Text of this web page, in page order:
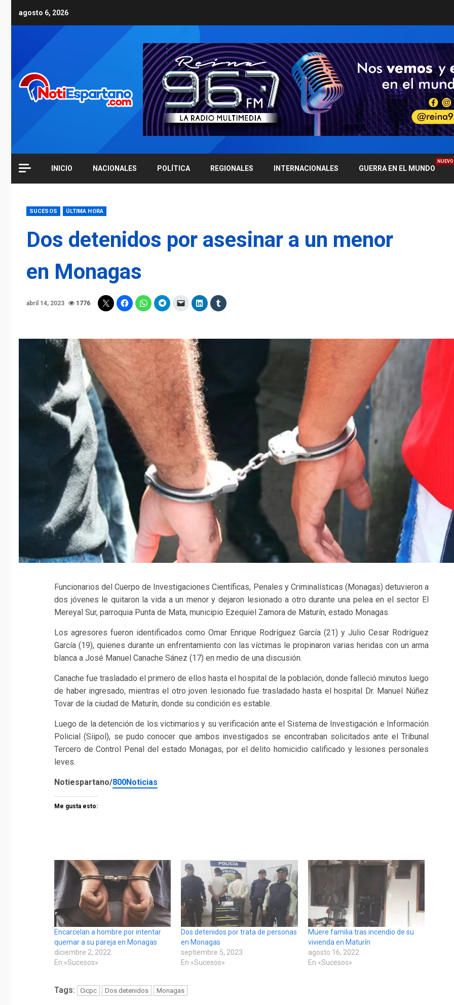
agosto 6, 2026
INICIO NACIONALES POLÍTICA REGIONALES INTERNACIONALES GUERRA EN EL MUNDO
NUEVO
SUCESOS ÚLTIMA HORA
Dos detenidos por asesinar a un menor
en Monagas
abril 14, 2023 1776
Funcionarios del Cuerpo de Investigaciones Científicas, Penales y Criminalísticas (Monagas) detuvieron a
dos jóvenes le quitaron la vida a un menor y dejaron lesionado a otro durante una pelea en el sector El
Mereyal Sur, parroquia Punta de Mata, municipio Ezequiel Zamora de Maturín, estado Monagas.
Los agresores fueron identificados como Omar Enrique Rodríguez García (21) y Julio Cesar Rodríguez
García (19), quienes durante un enfrentamiento con las víctimas le propinaron varias heridas con un arma
blanca a José Manuel Canache Sánez (17) en medio de una discusión.
Canache fue trasladado el primero de ellos hasta el hospital de la población, donde falleció minutos luego
de haber ingresado, mientras el otro joven lesionado fue trasladado hasta el hospital Dr. Manuel Núñez
Tovar de la ciudad de Maturín, donde su condición es estable.
Luego de la detención de los victimarios y su verificación ante el Sistema de Investigación e Información
Policial (Siipol), se pudo conocer que ambos investigados se encontraban solicitados ante el Tribunal
Tercero de Control Penal del estado Monagas, por el delito homicidio calificado y lesiones personales
leves.
Notiespartano/800Noticias
Me gusta esto:
Encarcelan a hombre por intentar
quemar a su pareja en Monagas
diciembre 2, 2022
En «Sucesos»
Dos detenidos por trata de personas
en Monagas
septiembre 5, 2023
En «Sucesos»
Muere familia tras incendio de su
vivienda en Maturín
agosto 16, 2022
En «Sucesos»
Tags: Cicpc Dos detenidos Monagas